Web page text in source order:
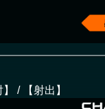
/ 【射出】